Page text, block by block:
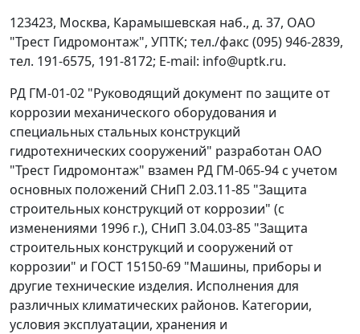
123423, Москва, Карамышевская наб., д. 37, ОАО
"Трест Гидромонтаж", УПТК; тел./факс (095) 946-2839,
тел. 191-6575, 191-8172; E-mail: info@uptk.ru.
РД ГМ-01-02 "Руководящий документ по защите от
коррозии механического оборудования и
специальных стальных конструкций
гидротехнических сооружений" разработан ОАО
"Трест Гидромонтаж" взамен РД ГМ-065-94 с учетом
основных положений СНиП 2.03.11-85 "Защита
строительных конструкций от коррозии" (с
изменениями 1996 г.), СНиП 3.04.03-85 "Защита
строительных конструкций и сооружений от
коррозии" и ГОСТ 15150-69 "Машины, приборы и
другие технические изделия. Исполнения для
различных климатических районов. Категории,
условия эксплуатации, хранения и